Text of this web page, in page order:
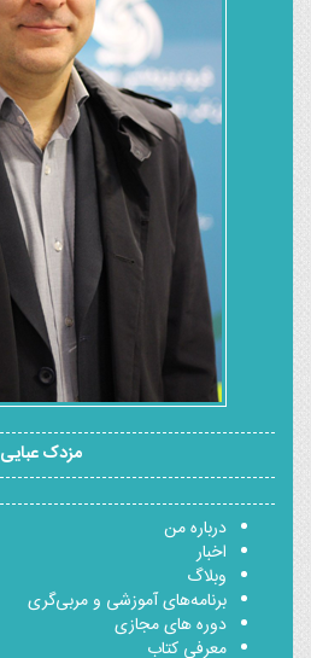
مزدک عبایی
درباره من
اخبار
وبلاگ
برنامه‌های آموزشی و مربی‌گری
دوره های مجازی
معرفی کتاب